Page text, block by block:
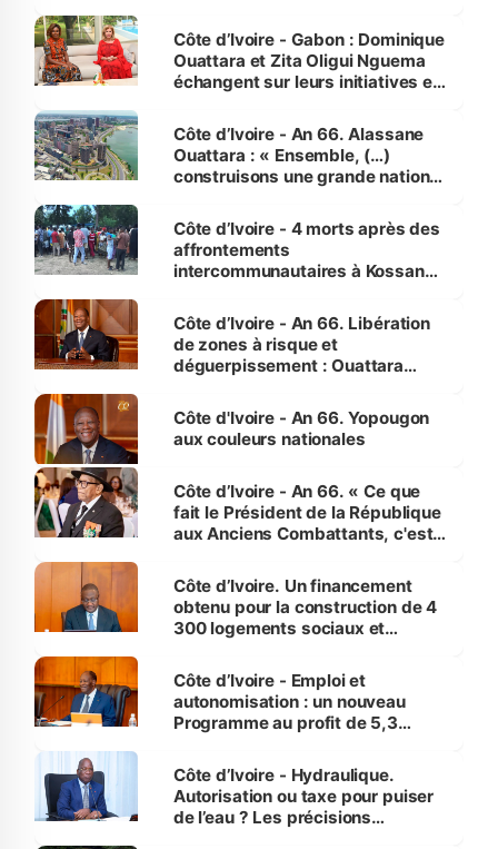
Côte d’Ivoire - Gabon : Dominique
Ouattara et Zita Oligui Nguema
échangent sur leurs initiatives en
enfants
Côte d’Ivoire - An 66. Alassane
Ouattara : « Ensemble, (…)
construisons une grande nation
générations futures »
Côte d’Ivoire - 4 morts après des
affrontements
intercommunautaires à Kossandji
milieu des sinistrés
Côte d’Ivoire - An 66. Libération
de zones à risque et
déguerpissement : Ouattara
l'Etat de droit pour préserver les
vies humaines »
Côte d'Ivoire - An 66. Yopougon
aux couleurs nationales
Côte d’Ivoire - An 66. « Ce que
fait le Président de la République
aux Anciens Combattants, c'est
Côte d’Ivoire. Un financement
obtenu pour la construction de 4
300 logements sociaux et
et Yamoussoukro
Côte d’Ivoire - Emploi et
autonomisation : un nouveau
Programme au profit de 5,3
Côte d’Ivoire - Hydraulique.
Autorisation ou taxe pour puiser
de l’eau ? Les précisions